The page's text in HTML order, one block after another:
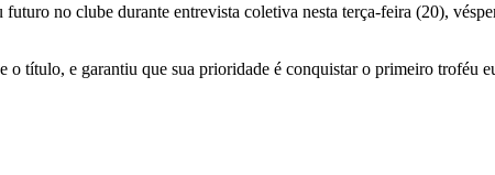
futuro no clube durante entrevista coletiva nesta terça-feira (20),
o título, e garantiu que sua prioridade é conquistaro primeiro troféu